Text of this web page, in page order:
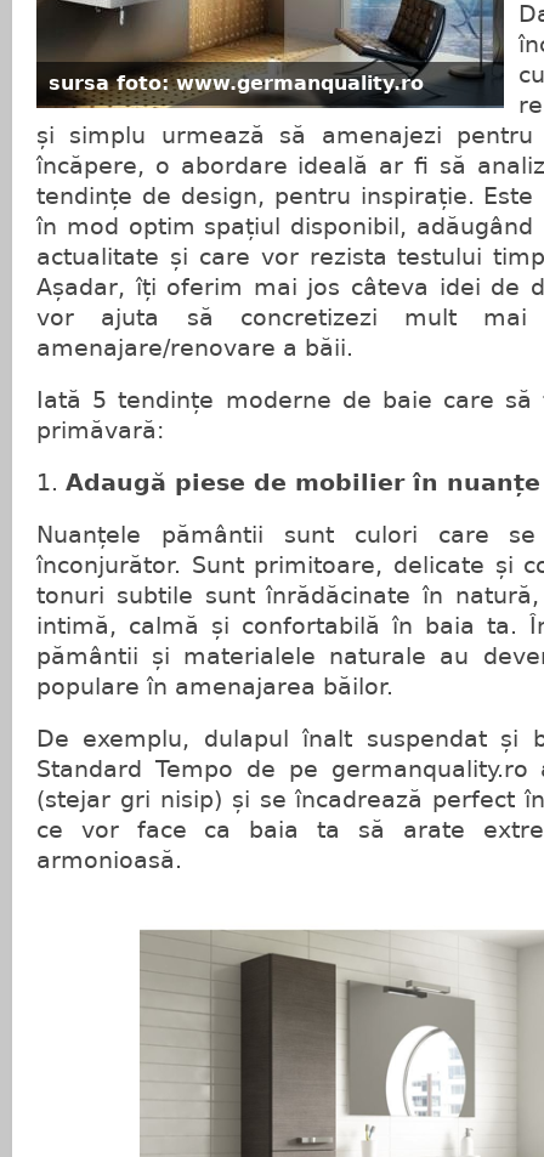
sursa foto: www.germanquality.ro
și simplu urmează să amenajezi
încăpere, o abordare ideală ar fi să
tendințe de design, pentru inspirație.
în mod optim spațiul disponibil,
actualitate și care vor rezista testului
Așadar, îți oferim mai jos câteva idei de
vor ajuta să concretizezi mult mai
amenajare/renovare a băii.
Iată 5 tendințe moderne de baie care
primăvară:
Adaugă piese de mobilier în
Nuanțele pământii sunt culori care
înconjurător. Sunt primitoare, delicate și
tonuri subtile sunt înrădăcinate în
intimă, calmă și confortabilă în baia ta.
pământii și materialele naturale au
populare în amenajarea băilor.
De exemplu, dulapul înalt suspendat și
Standard Tempo de pe
(stejar gri nisip) și se încadrează perfect
ce vor face ca baia ta să arate
armonioasă.